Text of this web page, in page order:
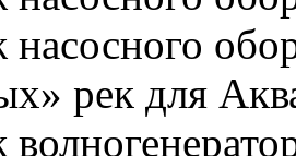
рек для